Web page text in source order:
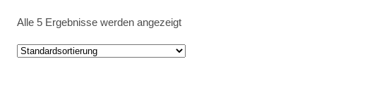
Alle 5 Ergebnisse werden angezeigt